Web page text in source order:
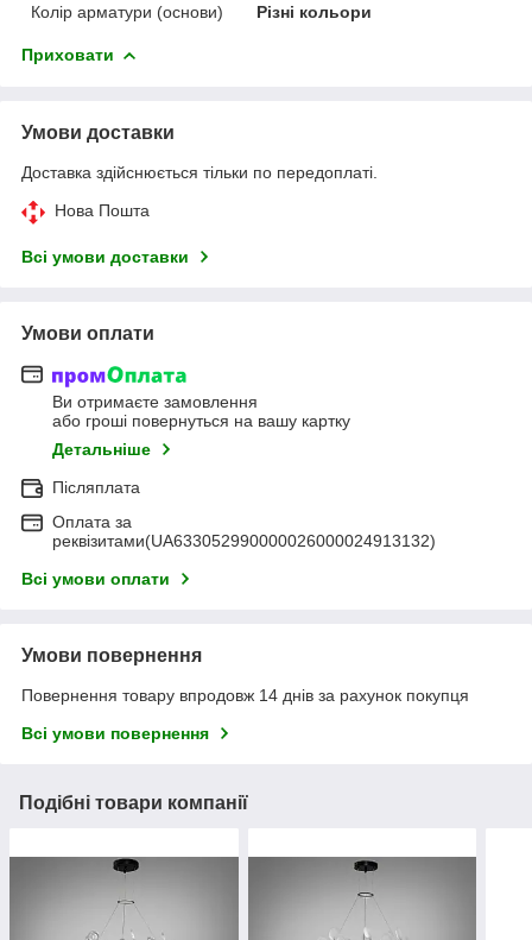
Колір арматури (основи) Різні кольори
Приховати
Умови доставки
Доставка здійснюється тільки по передоплаті.
Нова Пошта
Всі умови доставки
Умови оплати
Ви отримаєте замовлення
або гроші повернуться на вашу картку
Детальніше
Післяплата
Оплата за
реквізитами(UA633052990000026000024913132)
Всі умови оплати
Умови повернення
Повернення товару впродовж 14 днів за рахунок покупця
Всі умови повернення
Подібні товари компанії